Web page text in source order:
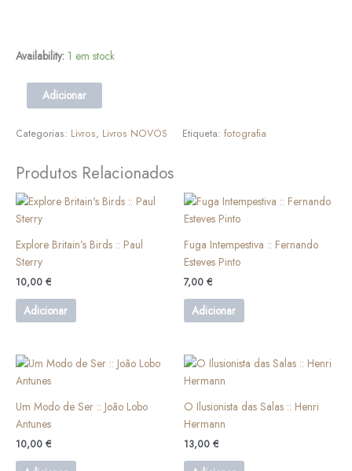
Availability: 1 em stock
Adicionar
Categorias: Livros, Livros NOVOS Etiqueta: fotografia
Produtos Relacionados
Explore Britain’s Birds :: Paul
Sterry
10,00 €
Adicionar
Fuga Intempestiva :: Fernando
Esteves Pinto
7,00 €
Adicionar
Um Modo de Ser :: João Lobo
Antunes
10,00 €
O Ilusionista das Salas :: Henri
Hermann
13,00 €